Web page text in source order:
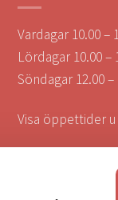
Vardagar 10.00 –
Lördagar 10.00 –
Söndagar 12.00 –
Visa öppettider